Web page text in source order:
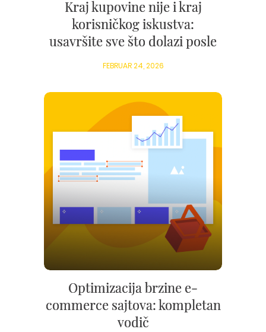
Kraj kupovine nije i kraj
korisničkog iskustva:
usavršite sve što dolazi posle
FEBRUAR 24, 2026
Optimizacija brzine e-
commerce sajtova: kompletan
vodič